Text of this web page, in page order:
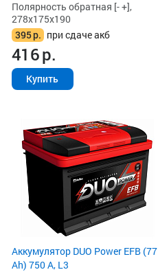
Полярность обратная [- +],
278x175x190
395р. при сдаче акб
416р.
Купить
Аккумулятор DUO Power EFB (77
Ah) 750 А, L3